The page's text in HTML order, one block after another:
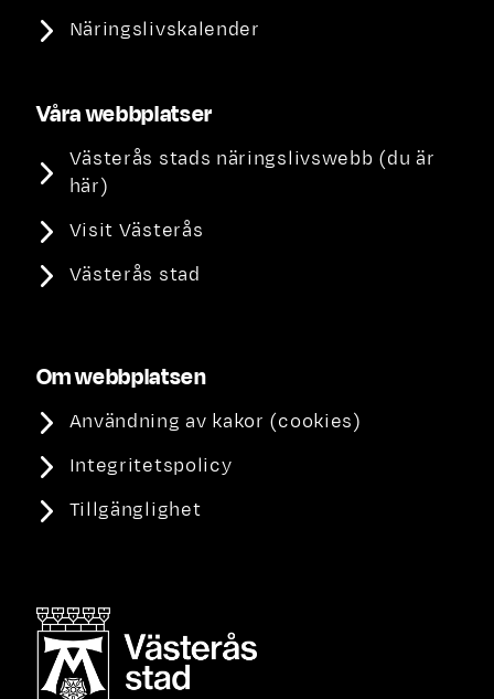
Näringslivskalender
Våra webbplatser
Västerås stads näringslivswebb (du är
här)
Visit Västerås
Västerås stad
Om webbplatsen
Användning av kakor (cookies)
Integritetspolicy
Tillgänglighet
Västerås stad, länk till annan webbplats